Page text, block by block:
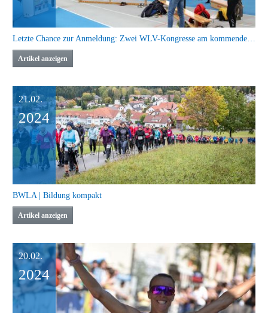
Letzte Chance zur Anmeldung: Zwei WLV-Kongresse am kommenden Wochenende
Artikel anzeigen
21.02.
2024
BWLA | Bildung kompakt
Artikel anzeigen
20.02.
2024